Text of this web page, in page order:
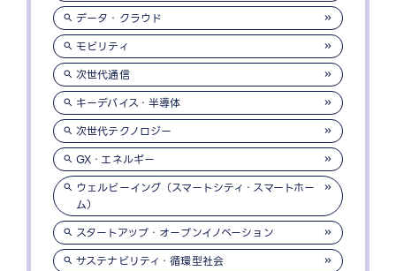
データ・クラウド
モビリティ
次世代通信
キーデバイス・半導体
次世代テクノロジー
GX・エネルギー
ウェルビーイング（スマートシティ・スマートホー
ム）
スタートアップ・オープンイノベーション
サステナビリティ・循環型社会